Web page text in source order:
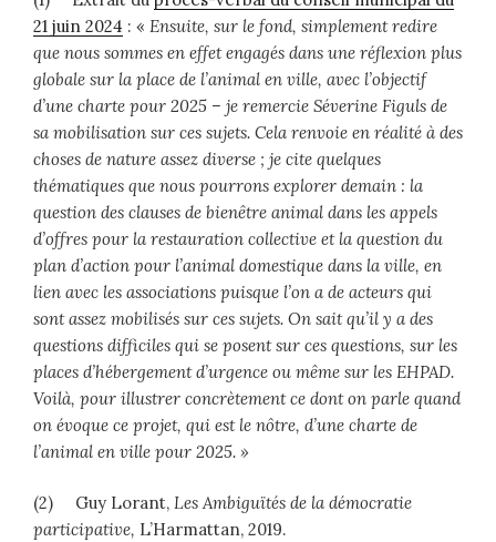
21 juin 2024 : « Ensuite, sur le fond, simplement redire
que nous sommes en effet engagés dans une réflexion plus
globale sur la place de l’animal en ville, avec l’objectif
d’une charte pour 2025 – je remercie Séverine Figuls de
sa mobilisation sur ces sujets. Cela renvoie en réalité à des
choses de nature assez diverse ; je cite quelques
thématiques que nous pourrons explorer demain : la
question des clauses de bienêtre animal dans les appels
d’offres pour la restauration collective et la question du
plan d’action pour l’animal domestique dans la ville, en
lien avec les associations puisque l’on a de acteurs qui
sont assez mobilisés sur ces sujets. On sait qu’il y a des
questions difficiles qui se posent sur ces questions, sur les
places d’hébergement d’urgence ou même sur les EHPAD.
Voilà, pour illustrer concrètement ce dont on parle quand
on évoque ce projet, qui est le nôtre, d’une charte de
l’animal en ville pour 2025. »
(2) Guy Lorant, Les Ambiguïtés de la démocratie
participative, L’Harmattan, 2019.